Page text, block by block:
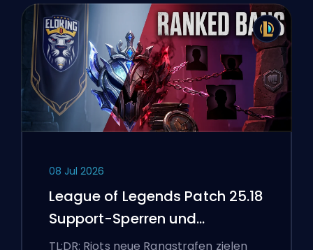
08 Jul 2026
League of Legends Patch 25.18
Support-Sperren und
Boosting-Flaggen
TL;DR: Riots neue Rangstrafen zielen